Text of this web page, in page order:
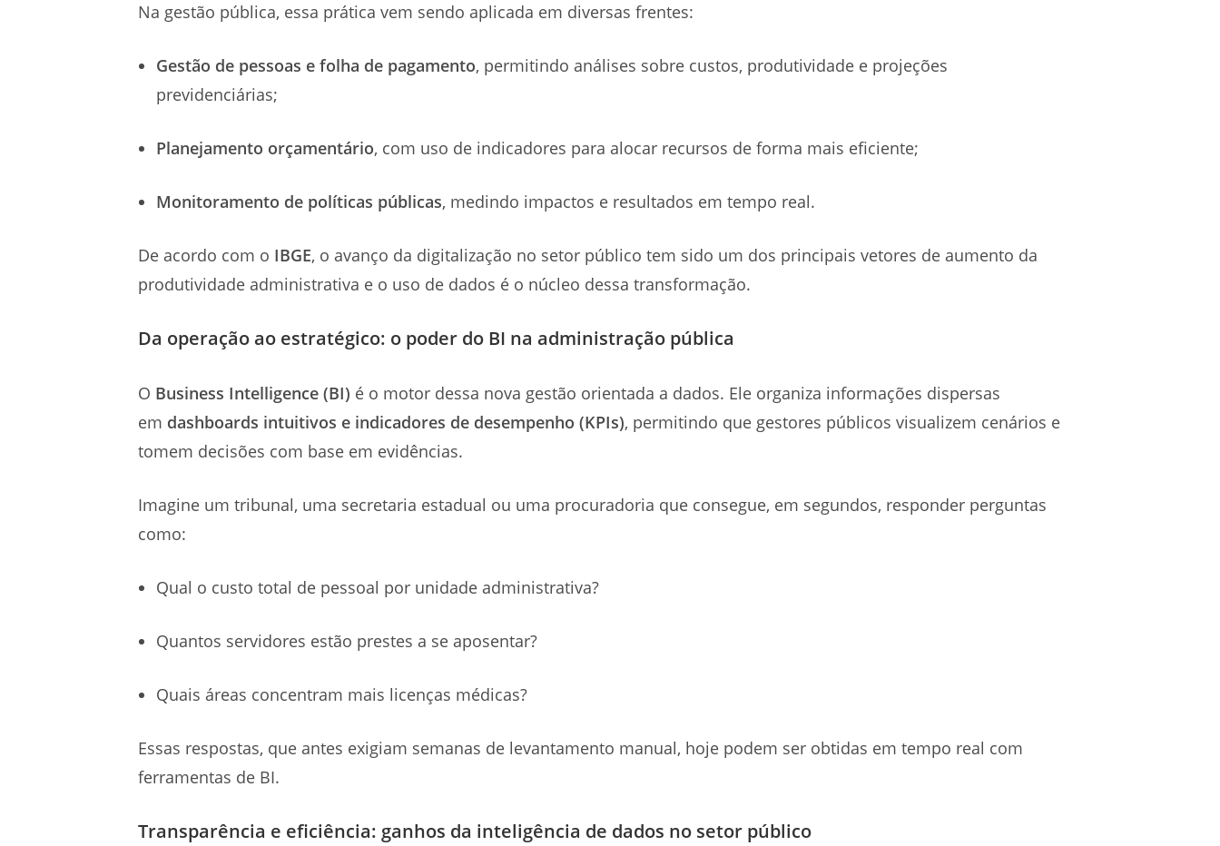
Na gestão pública, essa prática vem sendo aplicada em diversas frentes:
Gestão de pessoas e folha de pagamento, permitindo análises sobre custos, produtividade e projeções
previdenciárias;
Planejamento orçamentário, com uso de indicadores para alocar recursos de forma mais eficiente;
Monitoramento de políticas públicas, medindo impactos e resultados em tempo real.
De acordo com o IBGE, o avanço da digitalização no setor público tem sido um dos principais vetores de aumento da
produtividade administrativa e o uso de dados é o núcleo dessa transformação.
Da operação ao estratégico: o poder do BI na administração pública
O Business Intelligence (BI) é o motor dessa nova gestão orientada a dados. Ele organiza informações dispersas
em dashboards intuitivos e indicadores de desempenho (KPIs), permitindo que gestores públicos visualizem cenários e
tomem decisões com base em evidências.
Imagine um tribunal, uma secretaria estadual ou uma procuradoria que consegue, em segundos, responder perguntas
como:
Qual o custo total de pessoal por unidade administrativa?
Quantos servidores estão prestes a se aposentar?
Quais áreas concentram mais licenças médicas?
Essas respostas, que antes exigiam semanas de levantamento manual, hoje podem ser obtidas em tempo real com
ferramentas de BI.
Transparência e eficiência: ganhos da inteligência de dados no setor público